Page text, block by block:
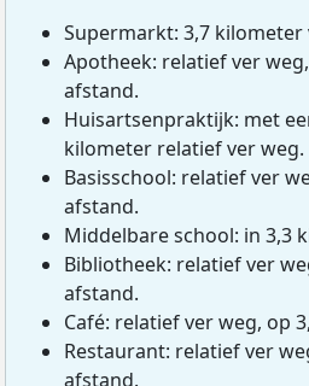
Supermarkt: 3,7 kilometer
Apotheek: relatief ver
afstand.
Huisartsenpraktijk: met
kilometer relatief ver weg.
Basisschool: relatief ver
afstand.
Middelbare school: in 3,3
Bibliotheek: relatief ver
afstand.
Café: relatief ver weg, op
Restaurant: relatief ver
afstand.